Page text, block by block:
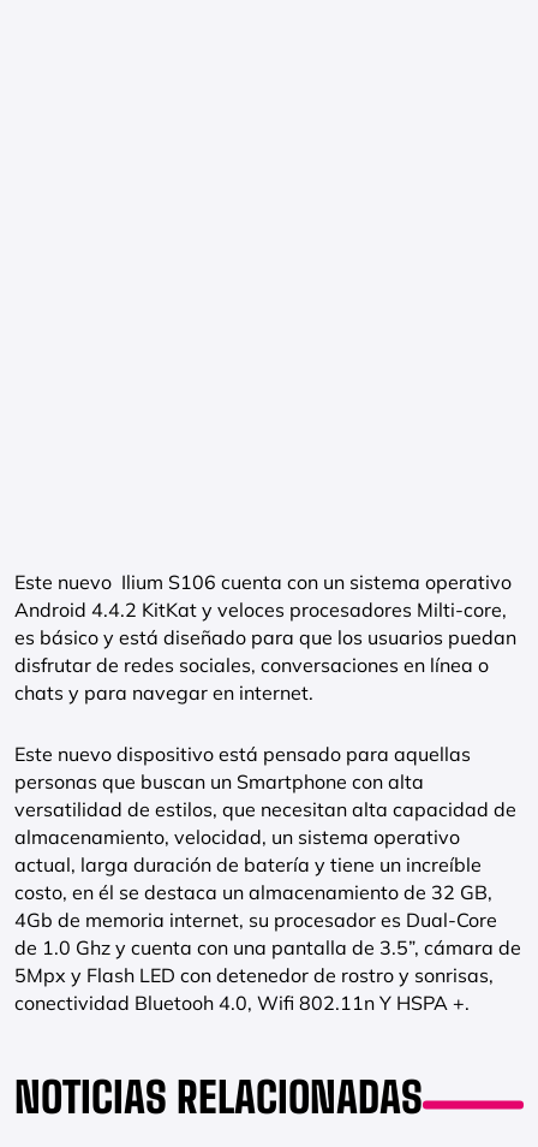
Este nuevo Ilium S106 cuenta con un sistema operativo
Android 4.4.2 KitKat y veloces procesadores Milti-core,
es básico y está diseñado para que los usuarios puedan
disfrutar de redes sociales, conversaciones en línea o
chats y para navegar en internet.
Este nuevo dispositivo está pensado para aquellas
personas que buscan un Smartphone con alta
versatilidad de estilos, que necesitan alta capacidad de
almacenamiento, velocidad, un sistema operativo
actual, larga duración de batería y tiene un increíble
costo, en él se destaca un almacenamiento de 32 GB,
4Gb de memoria internet, su procesador es Dual-Core
de 1.0 Ghz y cuenta con una pantalla de 3.5”, cámara de
5Mpx y Flash LED con detenedor de rostro y sonrisas,
conectividad Bluetooh 4.0, Wifi 802.11n Y HSPA +.
NOTICIAS RELACIONADAS